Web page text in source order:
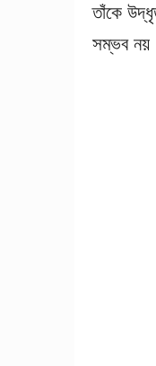
তাঁকে
সম্ভব নয়।